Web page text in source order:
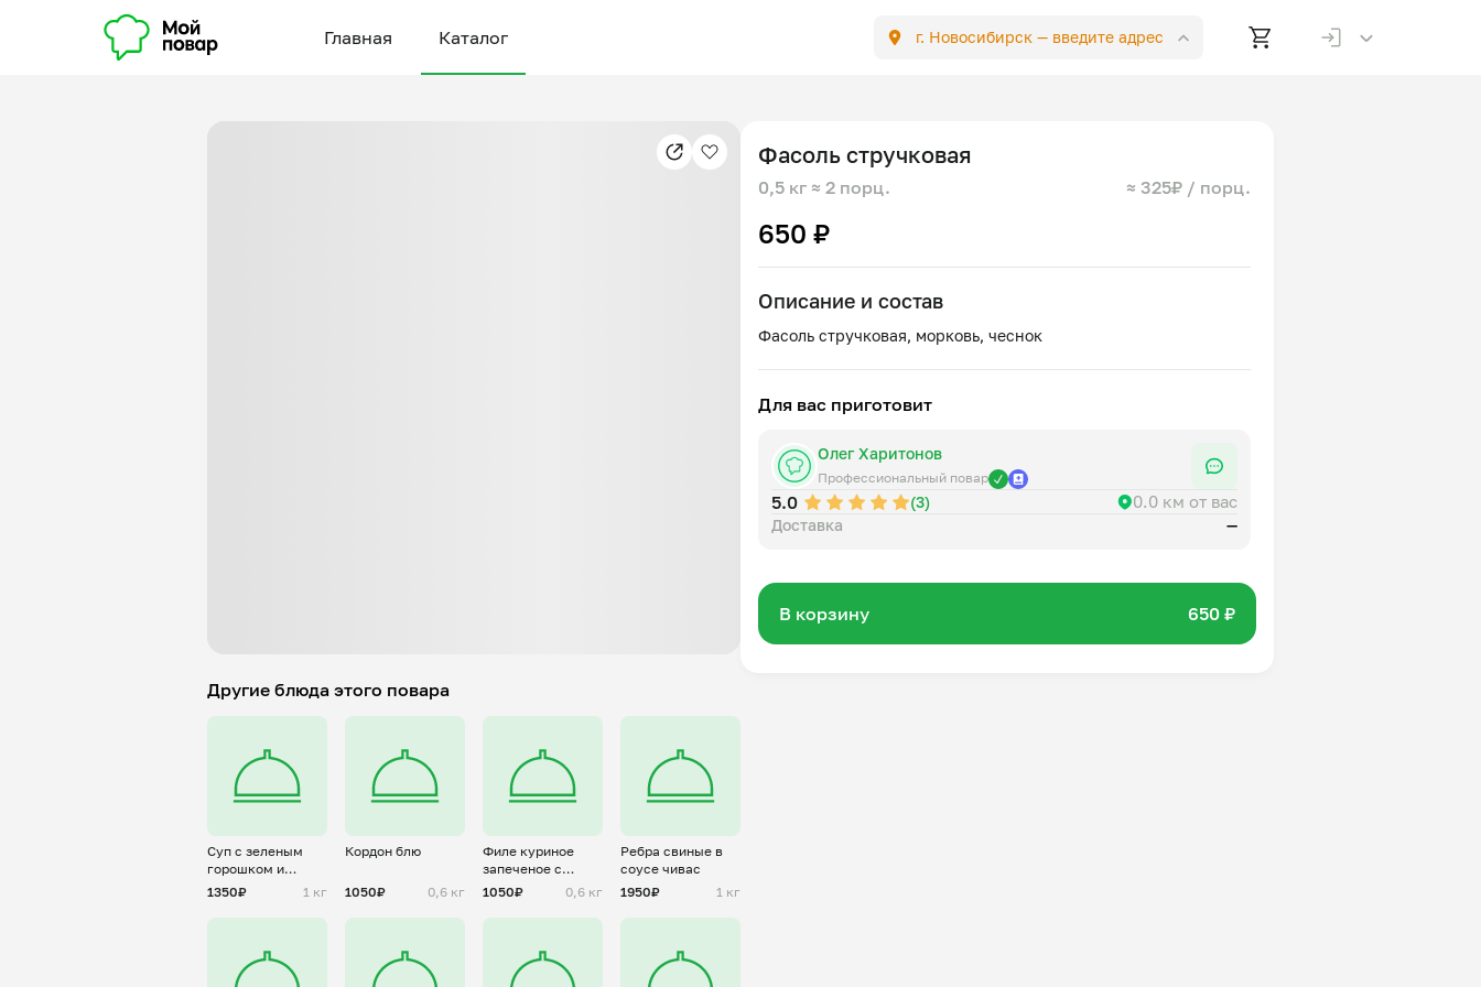
Главная Каталог г. Новосибирск — введите адрес
Другие блюда этого повара
Суп с зеленым
горошком и
копченостями
1350₽ 1 кг
Кордон блю
1050₽ 0,6 кг
Филе куриное
запеченое с
ананасом
1050₽ 0,6 кг
Ребра свиные в
соусе чивас
1950₽
1 кг
Фасоль стручковая
0,5 кг ≈ 2 порц. ≈ 325₽ / порц.
650 ₽
Описание и состав
Для вас приготовит
Олег Харитонов
Профессиональный повар
5.0 (3) 0.0 км от вас
Доставка —
В корзину 650 ₽